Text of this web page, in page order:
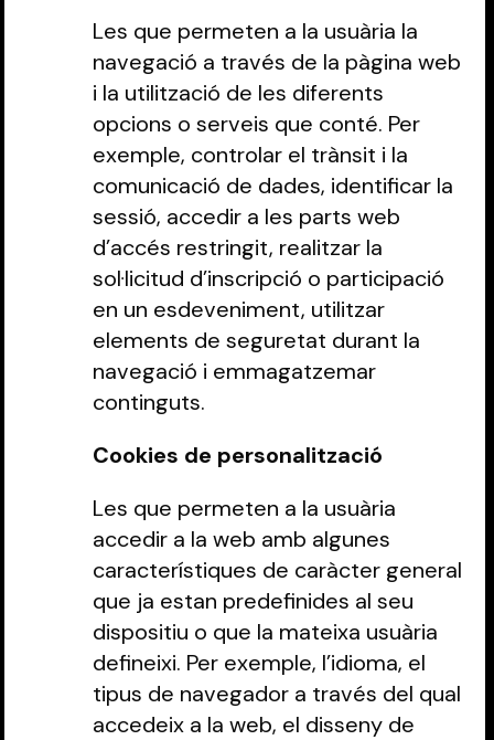
Les que permeten a la usuària la
navegació a través de la pàgina web
i la utilització de les diferents
opcions o serveis que conté. Per
exemple, controlar el trànsit i la
comunicació de dades, identificar la
sessió, accedir a les parts web
d’accés restringit, realitzar la
sol·licitud d’inscripció o participació
en un esdeveniment, utilitzar
elements de seguretat durant la
navegació i emmagatzemar
continguts.
Cookies de personalització‍
Les que permeten a la usuària
accedir a la web amb algunes
característiques de caràcter general
que ja estan predefinides al seu
dispositiu o que la mateixa usuària
defineixi. Per exemple, l’idioma, el
tipus de navegador a través del qual
accedeix a la web, el disseny de